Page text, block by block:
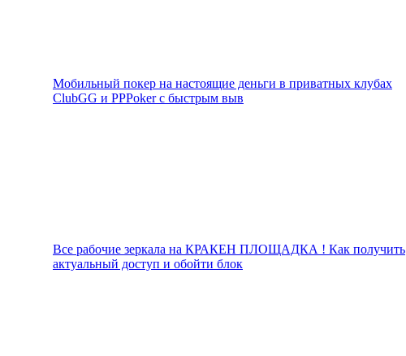
Мобильный покер на настоящие деньги в приватных клубах
ClubGG и PPPoker с быстрым выв
Все рабочие зеркала на КРАКЕН ПЛОЩАДКА ! Как получить
актуальный доступ и обойти блок